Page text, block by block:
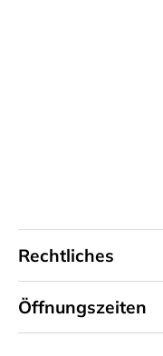
Rechtliches
Impressum
Kontakt
Öffnungszeiten